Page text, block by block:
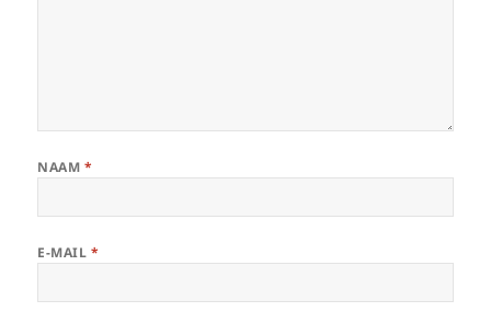
NAAM *
E-MAIL *